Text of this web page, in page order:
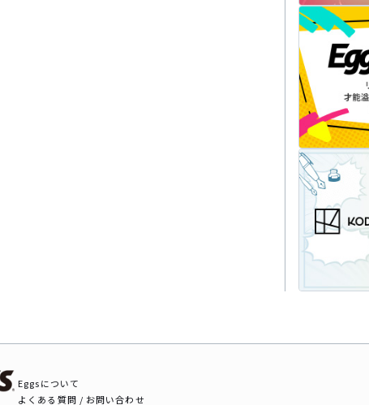
Eggsについて
よくある質問 / お問い合わせ